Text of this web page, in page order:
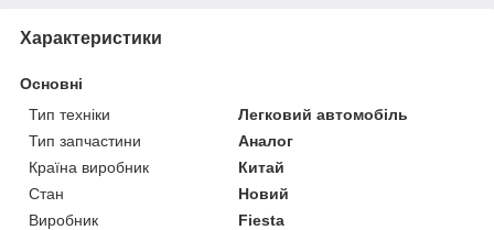
Характеристики
Основні
Тип техніки
Легковий автомобіль
Тип запчастини
Аналог
Країна виробник
Китай
Стан
Новий
Виробник
Fiesta